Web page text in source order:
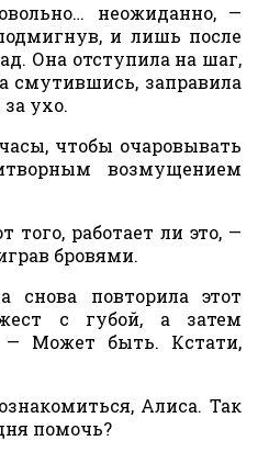
неожиданно, —
и лишь после
Она отступила на шаг,
смутившись, заправила
ухо.
чтобы очаровывать
возмущением
того, работает ли это, —
бровями.
снова повторила этот
с губой, а затем
— Может быть. Кстати,
Алиса. Так
помочь?